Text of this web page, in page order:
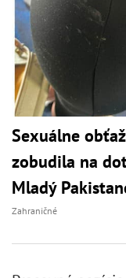
Sexuálne
zobudila na
Mladý
Zahraničné